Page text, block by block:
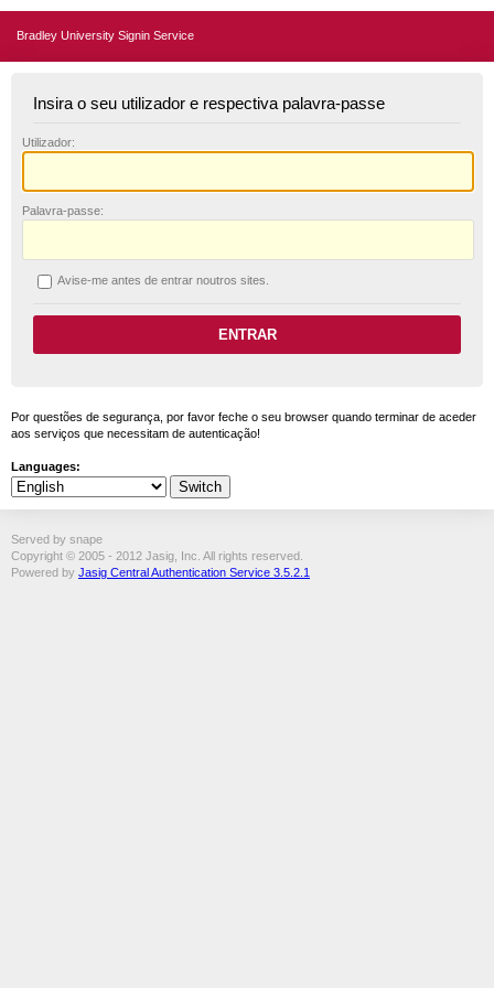
Bradley University Signin Service
Insira o seu utilizador e respectiva palavra-passe
Utilizador:
Palavra-passe:
Avise-me antes de entrar noutros sites.
Por questões de segurança, por favor feche o seu browser quando terminar de aceder
aos serviços que necessitam de autenticação!
Languages:
Served by snape
Copyright © 2005 - 2012 Jasig, Inc. All rights reserved.
Powered by Jasig Central Authentication Service 3.5.2.1